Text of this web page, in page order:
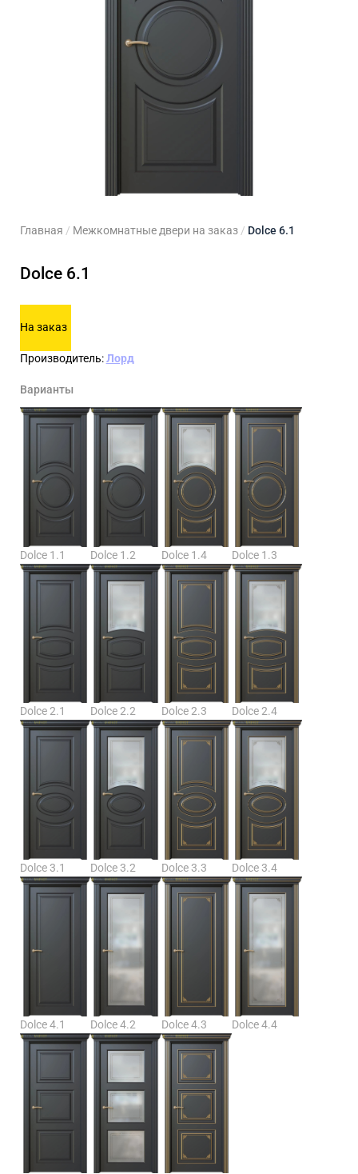
Для кладовой
Для кухни
Главная / Межкомнатные двери на заказ / Dolce 6.1
Dolce 6.1
На заказ
Производитель:Лорд
Варианты
Dolce 1.1 Dolce 1.2 Dolce 1.4 Dolce 1.3
Dolce 2.1 Dolce 2.2 Dolce 2.3 Dolce 2.4
Dolce 3.1 Dolce 3.2 Dolce 3.3 Dolce 3.4
Dolce 4.1 Dolce 4.2 Dolce 4.3 Dolce 4.4